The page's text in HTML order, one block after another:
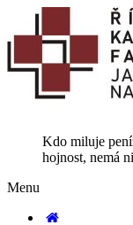
Kdo miluje
hojnost, nemá
Menu